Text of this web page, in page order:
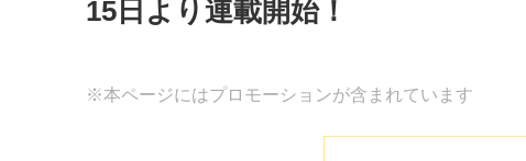
15日より連載開始！
※本ページにはプロモーションが含まれています